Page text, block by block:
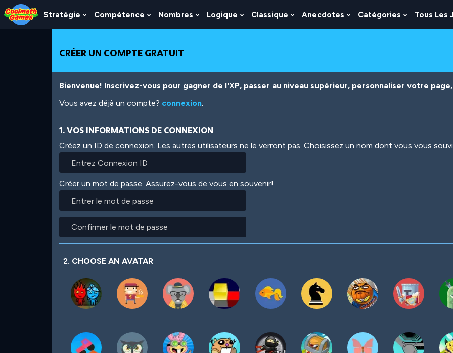
Skip
to
Top
Skip
to
Navigation
Skip
to
Main
Skip
to
Footer
Aller
au
contenu
Stratégie
Show
Submenu
Stratégie
Compétence
Show
Submenu
Compétence
Nombres
Show
Submenu
Logique
Show
Submenu
Classique
Show
Submenu
Anecdotes
Show
Submenu
Catégories
Show
Submenu
Tous Les
CRÉER UN COMPTE GRATUIT
Bienvenue! Inscrivez-vous pour gagner de l'XP, passer au niveau supérieur, personnaliser votre
Vous avez déjà un compte? connexion.
1. VOS INFORMATIONS DE CONNEXION
Créez un ID de connexion. Les autres utilisateurs ne le verront pas. Choisissez un nom dont vous vous
Créer un mot de passe. Assurez-vous de vous en souvenir!
mot
passe
mot
passe
2. CHOOSE AN AVATAR